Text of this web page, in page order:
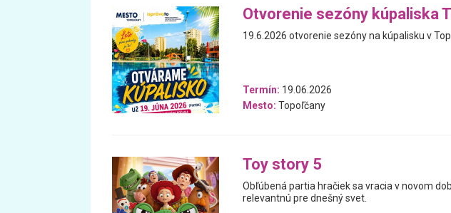
Otvorenie sezóny kúpaliska
19.6.2026 otvorenie sezóny na kúpalisku v
Termín: 19.06.2026
Mesto: Topoľčany
Toy story 5
Obľúbená partia hračiek sa vracia v novom
relevantnú pre dnešný svet.